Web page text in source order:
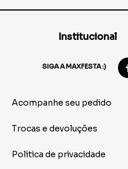
Institucional
SIGA A MAXFESTA :)
Acompanhe seu pedido
Trocas e devoluções
Politica de privacidade